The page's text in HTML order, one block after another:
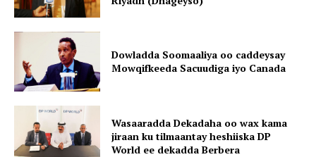
Dowladda Soomaaliya oo caddeysay
Mowqifkeeda Sacuudiga iyo Canada
Wasaaradda Dekadaha oo wax kama
jiraan ku tilmaantay heshiiska DP
World ee dekadda Berbera